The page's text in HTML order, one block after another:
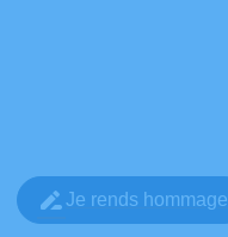
Je rends hommage